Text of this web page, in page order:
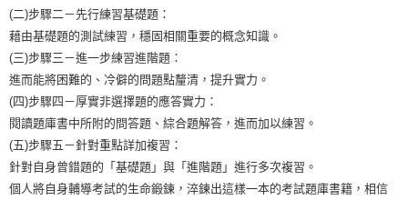
(二)步驟二－先行練習基礎題：
藉由基礎題的測試練習，穩固相關重要的概念知識。
(三)步驟三－進一步練習進階題：
進而能將困難的、冷僻的問題點釐清，提升實力。
(四)步驟四－厚實非選擇題的應答實力：
閱讀題庫書中所附的問答題、綜合題解答，進而加以練習。
(五)步驟五－針對重點詳加複習：
針對自身曾錯題的「基礎題」與「進階題」進行多次複習。
個人將自身輔導考試的生命鍛鍊，淬鍊出這樣一本的考試題庫書籍，相信